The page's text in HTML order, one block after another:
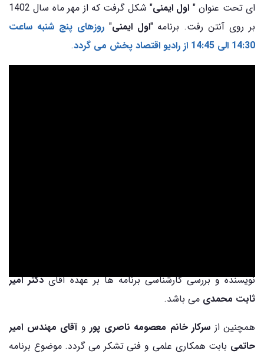
ای تحت عنوان " اول ایمنی
" شکل گرفت که از مهر ماه سال 1402
بر روی آنتن رفت. برنامه "اول ایمنی"روزهای پنج شنبه ساعت
14:30 الی 14:45 از رادیو اقتصاد پخش می گردد
.
نویسنده و بررسی کارشناسی برنامه ها بر عهده آقایدکتر امیر
ثابت محمدی می باشد.
همچنین از سرکار خانم معصومه ناصری پور وآقای مهندس امیر
حاتمی بابت همکاری علمی و فنی تشکر می گردد. موضوع برنامه